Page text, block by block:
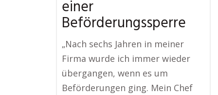
einer
Beförderungssperre
„Nach sechs Jahren in meiner
Firma wurde ich immer wieder
übergangen, wenn es um
Beförderungen ging. Mein Chef